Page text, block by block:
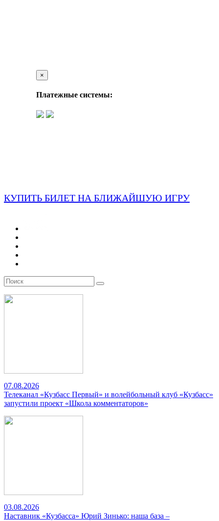
×
Платежные системы:
КУПИТЬ БИЛЕТ НА БЛИЖАЙШУЮ ИГРУ
07.08.2026
Телеканал «Кузбасс Первый» и волейбольный клуб «Кузбасс»
запустили проект «Школа комментаторов»
03.08.2026
Наставник «Кузбасса» Юрий Зинько: наша база –